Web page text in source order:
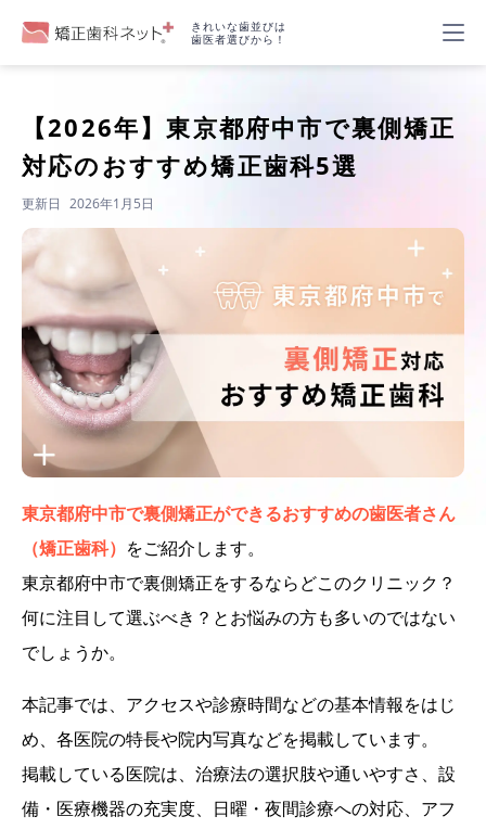
きれいな歯並びは
歯医者選びから！
【2026年】東京都府中市で裏側矯正
対応のおすすめ矯正歯科5選
更新日 2026年1月5日
東京都府中市で裏側矯正ができるおすすめの歯医者さん
（矯正歯科） をご紹介します。
東京都府中市で裏側矯正をするならどこのクリニック？
何に注目して選ぶべき？とお悩みの方も多いのではない
でしょうか。
本記事では、アクセスや診療時間などの基本情報をはじ
め、各医院の特長や院内写真などを掲載しています。
掲載している医院は、治療法の選択肢や通いやすさ、設
備・医療機器の充実度、日曜・夜間診療への対応、アフ